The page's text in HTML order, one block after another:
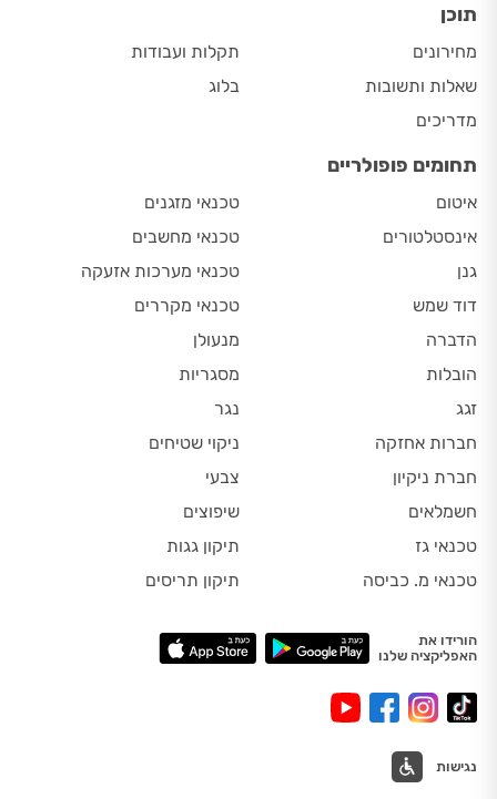
תוכן
מחירונים
שאלות ותשובות
מדריכים
תקלות ועבודות
בלוג
תחומים פופולריים
איטום
אינסטלטורים
גנן
דוד שמש
הדברה
הובלות
זגג
חברות אחזקה
חברת ניקיון
חשמלאים
טכנאי גז
טכנאי מ. כביסה
טכנאי מזגנים
טכנאי מחשבים
טכנאי מערכות אזעקה
טכנאי מקררים
מנעולן
מסגריות
נגר
ניקוי שטיחים
צבעי
שיפוצים
תיקון גגות
תיקון תריסים
הורידו את
האפליקציה שלנו
נגישות